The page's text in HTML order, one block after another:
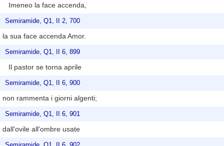
Imeneo la face accenda,
Semiramide, Q1, II 2, 700
la sua face accenda Amor.
Semiramide, Q1, II 6, 899
Il pastor se torna aprile
Semiramide, Q1, II 6, 900
non rammenta i giorni algenti;
Semiramide, Q1, II 6, 901
dall'ovile all'ombre usate